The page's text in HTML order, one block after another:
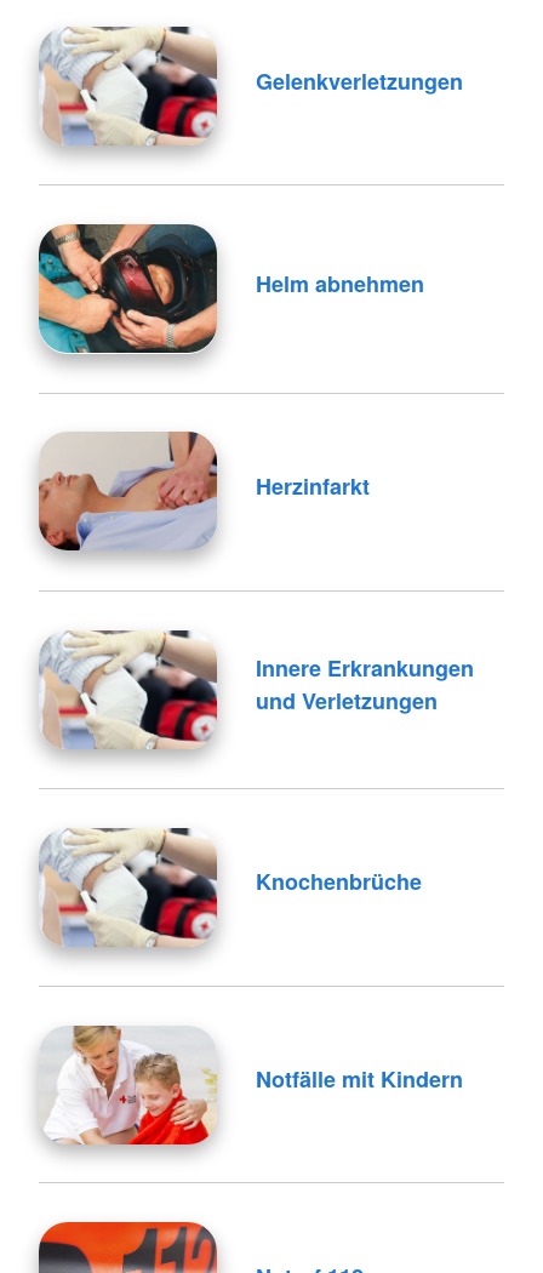
Gelenkverletzungen
Helm abnehmen
Herzinfarkt
Innere Erkrankungen
und Verletzungen
Knochenbrüche
Notfälle mit Kindern